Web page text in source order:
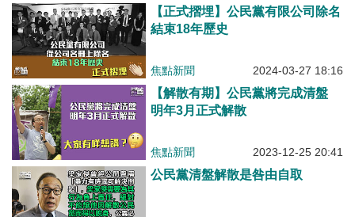
【正式摺埋】公民黨有限公司除名
結束18年歷史
焦點新聞 2024-03-27 18:16
【解散有期】公民黨將完成清盤
明年3月正式解散
焦點新聞 2023-12-25 20:41
公民黨清盤解散是咎由自取